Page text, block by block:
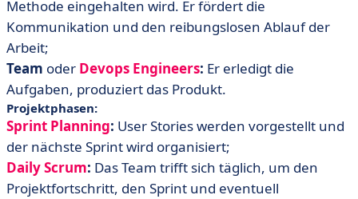
Methode eingehalten wird. Er fördert die
Kommunikation und den reibungslosen Ablauf der
Arbeit;
Team oder Devops Engineers: Er erledigt die
Aufgaben, produziert das Produkt.
Projektphasen:
Sprint Planning: User Stories werden vorgestellt und
der nächste Sprint wird organisiert;
Daily Scrum: Das Team trifft sich täglich, um den
Projektfortschritt, den Sprint und eventuell